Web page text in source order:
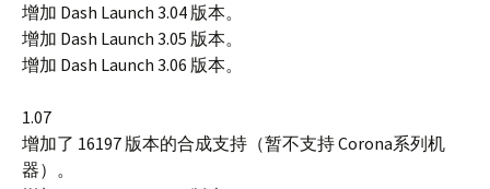
增加 Dash Launch 3.04 版本。
增加 Dash Launch 3.05 版本。
增加 Dash Launch 3.06 版本。
1.07
增加了 16197 版本的合成支持（暂不支持 Corona系列机
器）。